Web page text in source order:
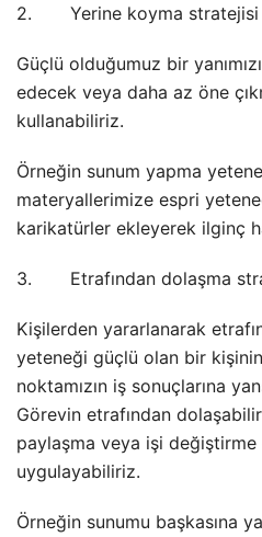
2. Yerine koyma stratejisi
Güçlü olduğumuz bir
edecek veya daha az öne
kullanabiliriz.
Örneğin sunum yapma
materyallerimize espri
karikatürler ekleyerek ilginç
3. Etrafından dolaşma
Kişilerden yararlanarak
yeteneği güçlü olan bir kişinin
noktamızın iş sonuçlarına
Görevin etrafından
paylaşma veya işi
uygulayabiliriz.
Örneğin sunumu başkasına